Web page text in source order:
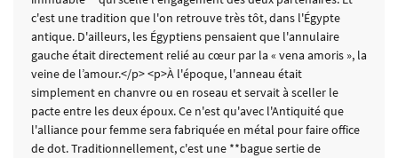
c'est une tradition que l'on retrouve très tôt, dans l'Égypte
antique. D'ailleurs, les Égyptiens pensaient que l'annulaire
gauche était directement relié au cœur par la « vena amoris », la
veine de l’amour.</p> <p>À l'époque, l'anneau était
simplement en chanvre ou en roseau et servait à sceller le
pacte entre les deux époux. Ce n'est qu'avec l'Antiquité que
l'alliance pour femme sera fabriquée en métal pour faire office
de dot. Traditionnellement, c'est une **bague sertie de